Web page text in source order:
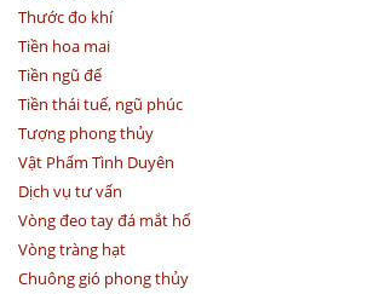
Thước đo khí
Tiền hoa mai
Tiền ngũ đế
Tiền thái tuế, ngũ phúc
Tượng phong thủy
Vật Phẩm Tình Duyên
Dịch vụ tư vấn
Vòng đeo tay đá mắt hổ
Vòng tràng hạt
Chuông gió phong thủy